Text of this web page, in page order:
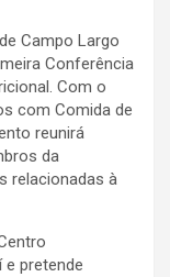
Campo Largo
Conferência
Com o
com Comida de
reunirá
da
relacionadas à
e pretende